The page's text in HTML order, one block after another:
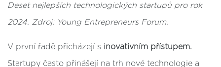
Deset nejlepších technologických startupů pro rok
2024. Zdroj: Young Entrepreneurs Forum.
V první řadě přicházejí s inovativním přístupem.
Startupy často přinášejí na trh nové technologie a